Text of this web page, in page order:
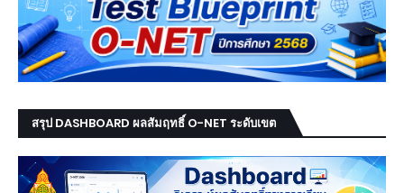
สรุป DASHBOARD ผลสัมฤทธิ์ O-NET ระดับเขต